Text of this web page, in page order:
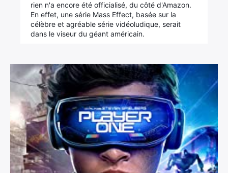
rien n'a encore été officialisé, du côté d'Amazon.
En effet, une série Mass Effect, basée sur la
célèbre et agréable série vidéoludique, serait
dans le viseur du géant américain.